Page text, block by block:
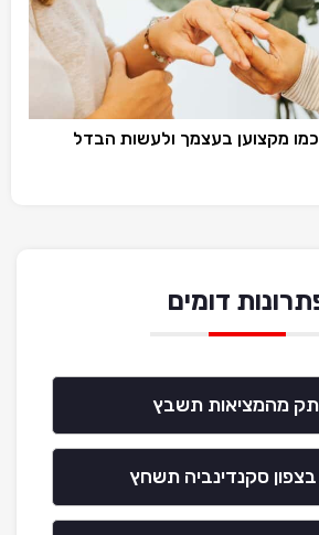
מקצוען בעצמך ולעשות הבדל
דומים
מהמציאות תשבץ
סקנדינביה תשחץ